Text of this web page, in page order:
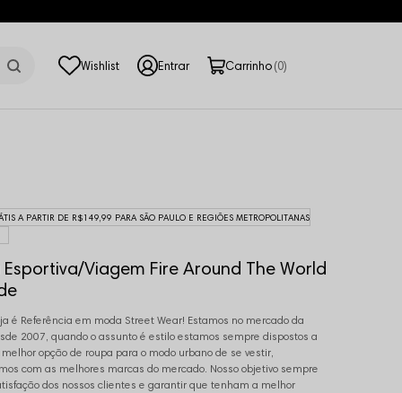
0
A PARTIR DE R$149,99 PARA SÃO PAULO E REGIÕES METROPOLITANAS
Esportiva/Viagem Fire Around The World
é Referência em moda Street Wear! Estamos no mercado da
2007, quando o assunto é estilo estamos sempre dispostos a
opção de roupa para o modo urbano de se vestir,
com as melhores marcas do mercado. Nosso objetivo sempre
dos nossos clientes e garantir que tenham a melhor